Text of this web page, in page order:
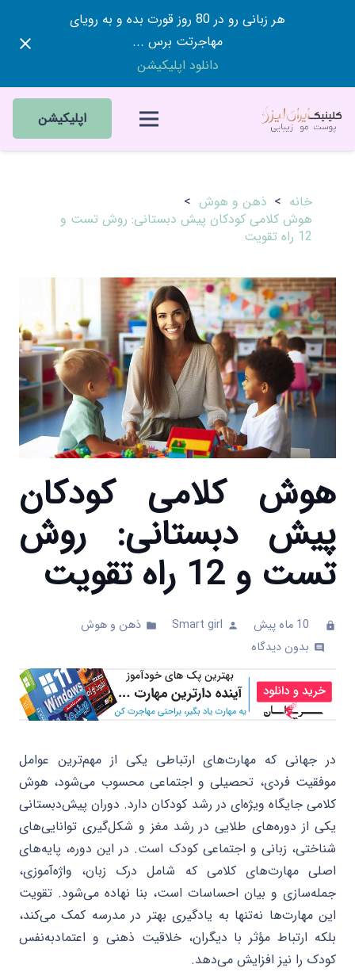
هر زبانی رو در 80 روز قورت بده و به رویای
مهاجرتت برس ...
دانلود اپلیکیشن
اپلیکیشن
خانه > ذهن و هوش >
هوش کلامی کودکان پیش دبستانی: روش تست و
12 راه تقویت
هوش کلامی کودکان
پیش دبستانی: روش
تست و 12 راه تقویت
clock 10 ماه پیش person
Smart girl
folder ذهن و هوش
comments بدون دیدگاه
در جهانی که مهارت‌های ارتباطی یکی از مهم‌ترین عوامل
موفقیت فردی، تحصیلی و اجتماعی محسوب می‌شود، هوش
کلامی جایگاه ویژه‌ای در رشد کودکان دارد. دوران پیش‌دبستانی
یکی از دوره‌های طلایی در رشد مغز و شکل‌گیری توانایی‌های
شناختی، زبانی و اجتماعی کودک است. در این دوره، پایه‌های
اصلی مهارت‌های کلامی که شامل درک زبان، واژه‌آموزی،
جمله‌سازی و بیان احساسات است، بنا نهاده می‌شود. تقویت
این مهارت‌ها نه‌تنها به یادگیری بهتر در مدرسه کمک می‌کند،
بلکه ارتباط مؤثر با دیگران، خلاقیت ذهنی و اعتمادبه‌نفس
کودک را نیز افزایش می‌دهد.